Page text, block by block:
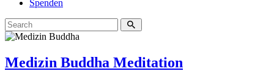
Spenden
Medizin Buddha Meditation